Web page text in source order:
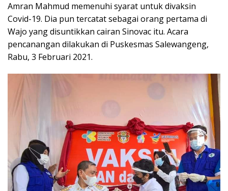
Amran Mahmud memenuhi syarat untuk divaksin
Covid-19. Dia pun tercatat sebagai orang pertama di
Wajo yang disuntikkan cairan Sinovac itu. Acara
pencanangan dilakukan di Puskesmas Salewangeng,
Rabu, 3 Februari 2021.